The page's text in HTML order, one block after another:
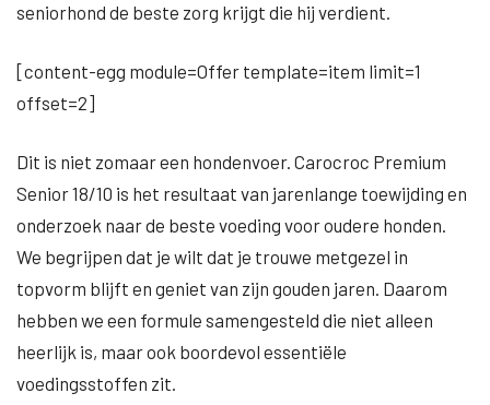
seniorhond de beste zorg krijgt die hij verdient.
[content-egg module=Offer template=item limit=1
offset=2]
Dit is niet zomaar een hondenvoer. Carocroc Premium
Senior 18/10 is het resultaat van jarenlange toewijding en
onderzoek naar de beste voeding voor oudere honden.
We begrijpen dat je wilt dat je trouwe metgezel in
topvorm blijft en geniet van zijn gouden jaren. Daarom
hebben we een formule samengesteld die niet alleen
heerlijk is, maar ook boordevol essentiële
voedingsstoffen zit.